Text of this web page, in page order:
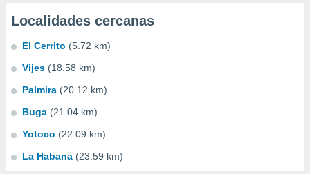
Localidades cercanas
El Cerrito (5.72 km)
Vijes (18.58 km)
Palmira (20.12 km)
Buga (21.04 km)
Yotoco (22.09 km)
La Habana (23.59 km)